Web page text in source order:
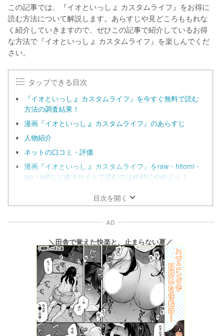
この記事では、『イオといっしょ カスタムライフ』をお得に
読む方法について解説します。あらすじや見どころももれな
く紹介していきますので、ぜひこの記事で紹介しているお得
な方法で『イオといっしょ カスタムライフ』を楽しんでくだ
さい。
タップできる目次
『イオといっしょ カスタムライフ』を今すぐ無料で読む
方法の調査結果！
漫画『イオといっしょ カスタムライフ』のあらすじ
人物紹介
ネットの口コミ・評価
漫画『イオといっしょ カスタムライフ』をraw・hitomi・
zip・pdfなど違法サイトで読むのは絶対にやめよう！
目次を開く
AD
＼田舎で覚えた快楽と、止まらない夏／